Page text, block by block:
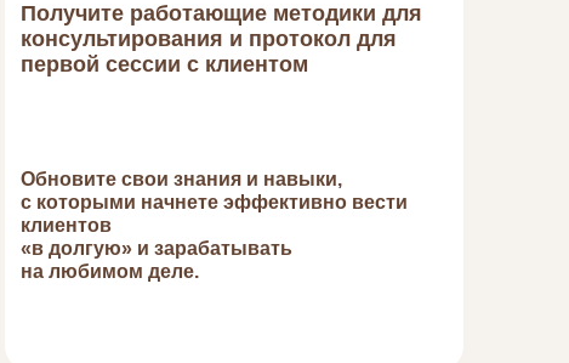
Получите работающие методики для
консультирования и протокол для
первой сессии с клиентом
Обновите свои знания и навыки,
с которыми начнете эффективно вести
клиентов
«в долгую» и зарабатывать
на любимом деле.